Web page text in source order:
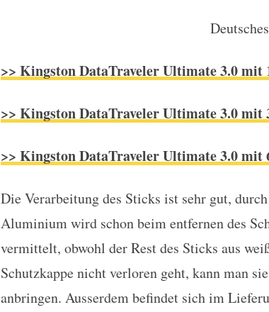
>> Kingston DataTraveler Ultimate 3.0 mit
>> Kingston DataTraveler Ultimate 3.0 mit
>> Kingston DataTraveler Ultimate 3.0 mit
Die Verarbeitung des Sticks ist sehr gut,
Aluminium wird schon beim entfernen des
vermittelt, obwohl der Rest des Sticks aus
Schutzkappe nicht verloren geht, kann man
anbringen. Ausserdem befindet sich im